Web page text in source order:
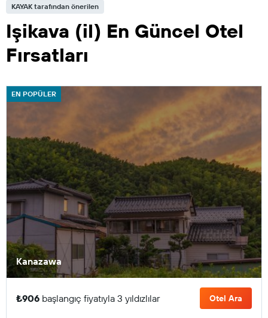
KAYAK tarafından önerilen
Işikava (il) En Güncel Otel
Fırsatları
EN POPÜLER
Kanazawa
₺906 başlangıç fiyatıyla 3 yıldızlılar Otel Ara